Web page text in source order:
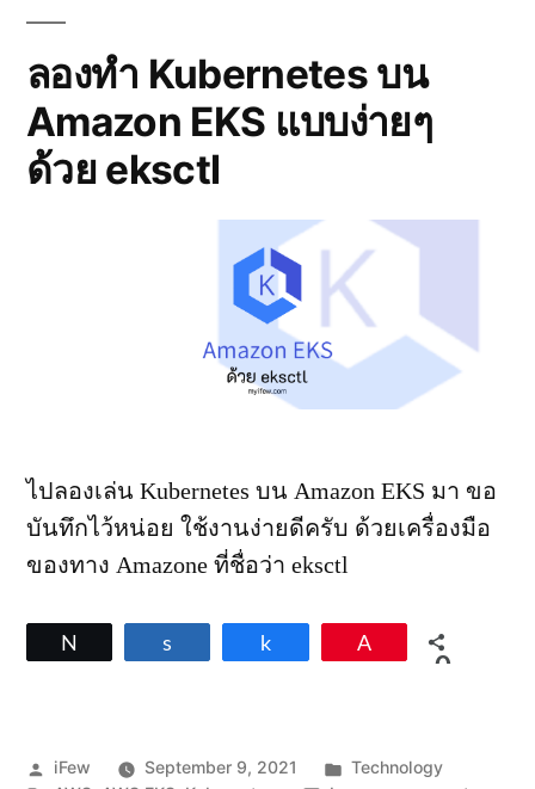
Secrets
ลองทำ Kubernetes บน
Amazon EKS แบบง่ายๆ
ด้วย eksctl
ไปลองเล่น Kubernetes บน Amazon EKS มา ขอ
บันทึกไว้หน่อย ใช้งานง่ายดีครับ ด้วยเครื่องมือ
ของทาง Amazone ที่ชื่อว่า eksctl
0
Posted
iFew September 9, 2021
Posted
Technology